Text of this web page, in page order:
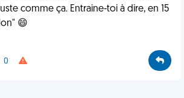
comme ça. Entraine-toi à dire, en 15
😄
0